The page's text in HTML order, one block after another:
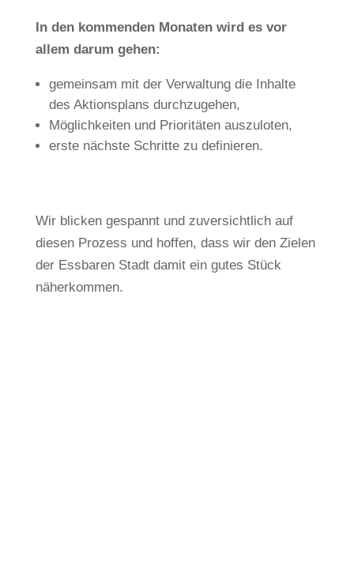
In den kommenden Monaten wird es vor
allem darum gehen:
gemeinsam mit der Verwaltung die Inhalte
des Aktionsplans durchzugehen,
Möglichkeiten und Prioritäten auszuloten,
erste nächste Schritte zu definieren.
Wir blicken gespannt und zuversichtlich auf
diesen Prozess und hoffen, dass wir den Zielen
der Essbaren Stadt damit ein gutes Stück
näherkommen.